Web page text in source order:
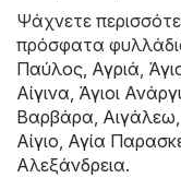
Ψάχνετε
πρόσφατα
Παύλος, Αγριά,
Αίγινα, Άγιοι
Βαρβάρα, Αιγάλεω,
Αίγιο, Αγία
Αλεξάνδρεια.